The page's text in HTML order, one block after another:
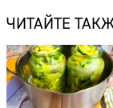
ЧИТАЙТЕ